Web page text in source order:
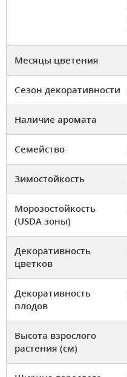
Месяцы цветения
Сезон декоративности
Наличие аромата
Семейство
Зимостойкость
Морозостойкость
(USDA зоны)
Декоративность
цветков
Декоративность
плодов
Высота взрослого
растения (см)